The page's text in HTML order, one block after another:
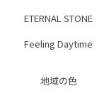
ETERNAL STONE
Feeling Daytime
地域の色